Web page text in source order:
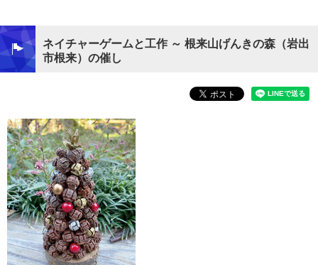
ネイチャーゲームと工作 ～ 根来山げんきの森（岩出
市根来）の催し